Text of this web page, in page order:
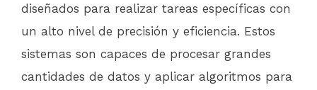
diseñados para realizar tareas específicas con
un alto nivel de precisión y eficiencia. Estos
sistemas son capaces de procesar grandes
cantidades de datos y aplicar algoritmos para